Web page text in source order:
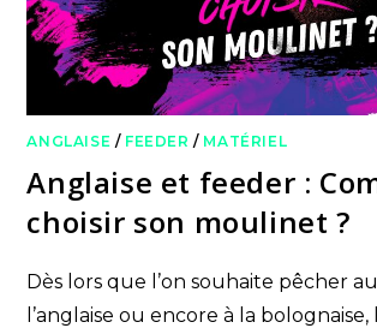
ANGLAISE / FEEDER / MATÉRIEL
Anglaise et feeder :
choisir son moulinet ?
Dès lors que l’on souhaite pêcher
l’anglaise ou encore à la